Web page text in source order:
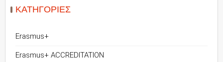
KΑΤΗΓΟΡΊΕΣ
Erasmus+
Erasmus+ ACCREDITATION